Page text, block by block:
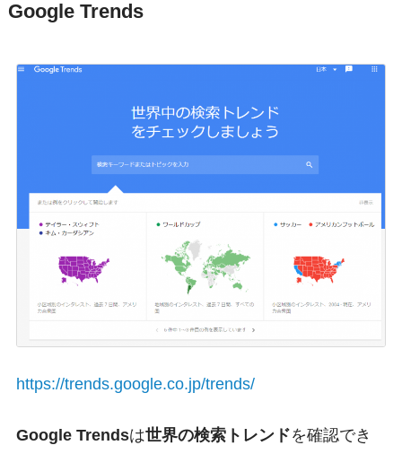
Google Trends
https://trends.google.co.jp/trends/
Google Trendsは世界の検索トレンドを確認でき